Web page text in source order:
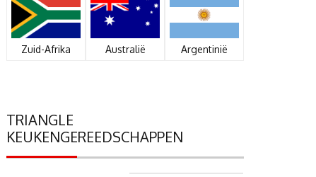
Zuid-Afrika Australië Argentinië
TRIANGLE
KEUKENGEREEDSCHAPPEN